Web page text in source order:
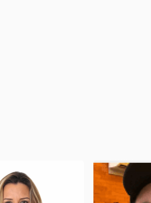
Schaefer
Florianópolis